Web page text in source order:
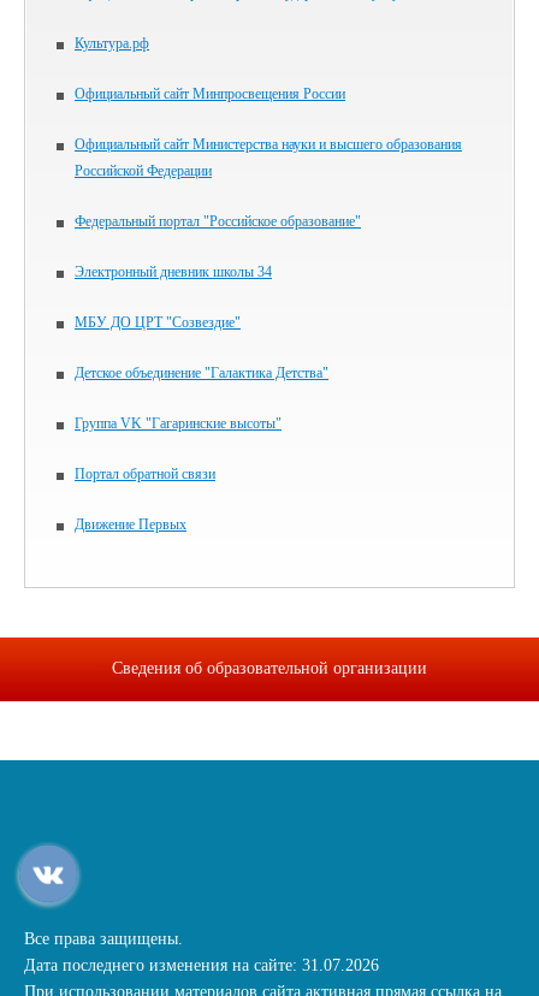
Культура.рф
Официальный сайт Минпросвещения России
Официальный сайт Министерства науки и высшего образования
Российской Федерации
Федеральный портал "Российское образование"
Электронный дневник школы 34
МБУ ДО ЦРТ "Созвездие"
Детское объединение "Галактика Детства"
Группа VK "Гагаринские высоты"
Портал обратной связи
Движение Первых
Сведения об образовательной организации
Все права защищены.
Дата последнего изменения на сайте: 31.07.2026
При использовании материалов сайта активная прямая ссылка на